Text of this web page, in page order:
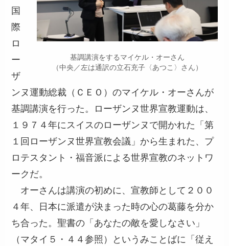
基調講演をするマイケル・オーさん
（中央／左は通訳の立石充子〈あつこ〉さん）
国
際
ロ
ー
ザ
ンヌ運動総裁（ＣＥＯ）のマイケル・オーさんが
基調講演を行った。ローザンヌ世界宣教運動は、
１９７４年にスイスのローザンヌで開かれた「第
１回ローザンヌ世界宣教会議」から生まれた、プ
ロテスタント・福音派による世界宣教のネットワ
ークだ。
オーさんは講演の初めに、宣教師として２００
４年、日本に派遣が決まった時の心の葛藤を分か
ち合った。聖書の「あなたの敵を愛しなさい」
（マタイ５・４４参照）というみことばに「従え